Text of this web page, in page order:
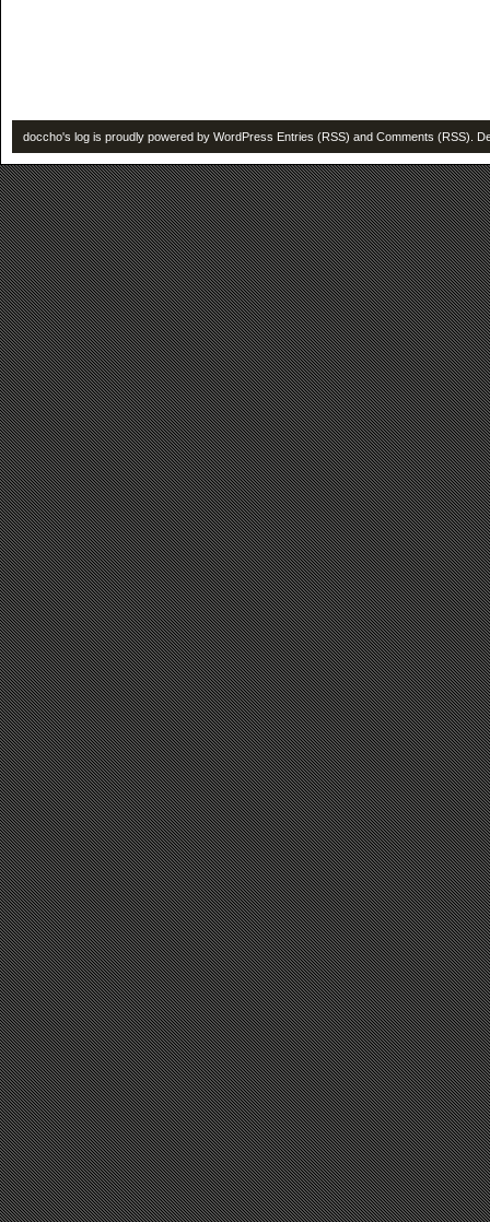
doccho's log is proudly powered by WordPress Entries (RSS) and Comments (RSS) .